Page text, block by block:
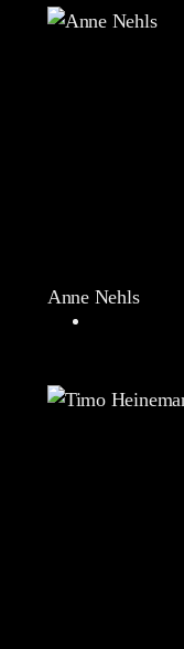
Anne Nehls